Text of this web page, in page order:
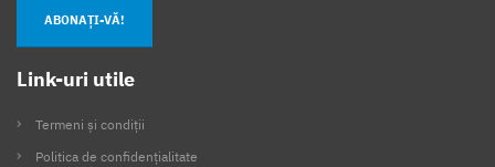
ABONAȚI-VĂ!
Link-uri utile
Termeni și condiții
Politica de confidențialitate